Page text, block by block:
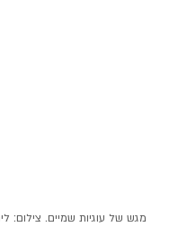
מגש של עוגיות שמיים. צילום: